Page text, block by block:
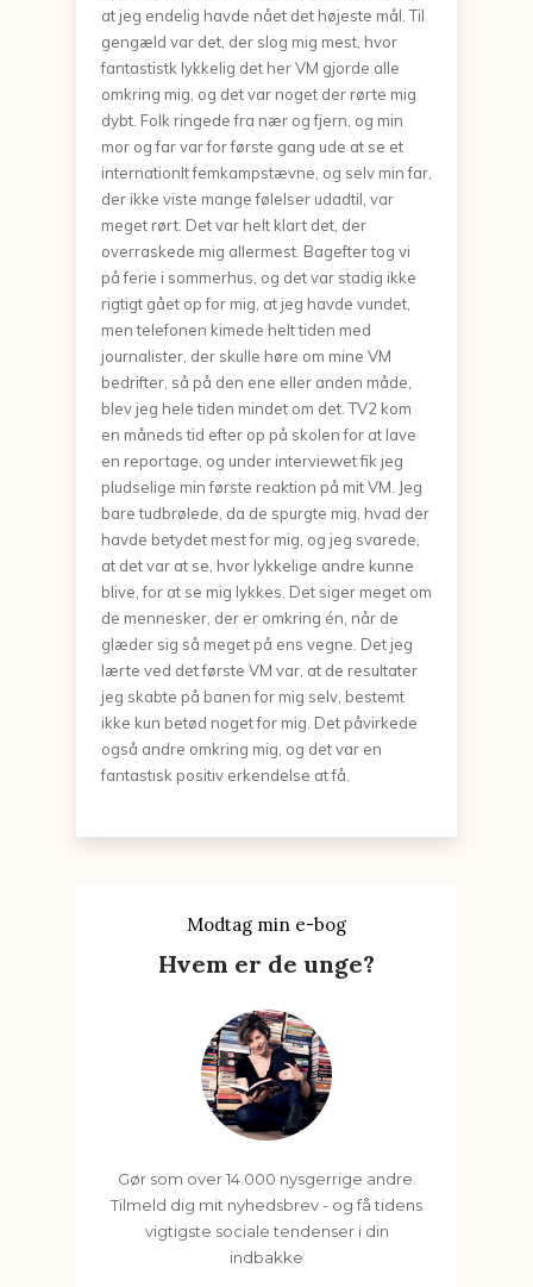
at jeg endelig havde nået det højeste mål. Til
gengæld var det, der slog mig mest, hvor
fantastistk lykkelig det her VM gjorde alle
omkring mig, og det var noget der rørte mig
dybt. Folk ringede fra nær og fjern, og min
mor og far var for første gang ude at se et
internationlt femkampstævne, og selv min far,
der ikke viste mange følelser udadtil, var
meget rørt. Det var helt klart det, der
overraskede mig allermest. Bagefter tog vi
på ferie i sommerhus, og det var stadig ikke
rigtigt gået op for mig, at jeg havde vundet,
men telefonen kimede helt tiden med
journalister, der skulle høre om mine VM
bedrifter, så på den ene eller anden måde,
blev jeg hele tiden mindet om det. TV2 kom
en måneds tid efter op på skolen for at lave
en reportage, og under interviewet fik jeg
pludselige min første reaktion på mit VM. Jeg
bare tudbrølede, da de spurgte mig, hvad der
havde betydet mest for mig, og jeg svarede,
at det var at se, hvor lykkelige andre kunne
blive, for at se mig lykkes. Det siger meget om
de mennesker, der er omkring én, når de
glæder sig så meget på ens vegne. Det jeg
lærte ved det første VM var, at de resultater
jeg skabte på banen for mig selv, bestemt
ikke kun betød noget for mig. Det påvirkede
også andre omkring mig, og det var en
fantastisk positiv erkendelse at få.
Modtag min e-bog
Hvem er de unge?
Gør som over 14.000 nysgerrige andre.
Tilmeld dig mit nyhedsbrev - og få tidens
vigtigste sociale tendenser i din
indbakke